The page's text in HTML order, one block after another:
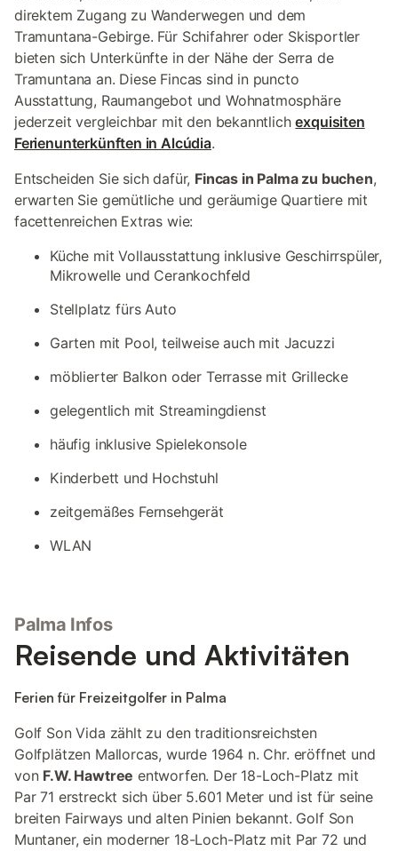
direktem Zugang zu Wanderwegen und dem
Tramuntana-Gebirge. Für Schifahrer oder Skisportler
bieten sich Unterkünfte in der Nähe der Serra de
Tramuntana an. Diese Fincas sind in puncto
Ausstattung, Raumangebot und Wohnatmosphäre
jederzeit vergleichbar mit den bekanntlichexquisiten
Ferienunterkünften in Alcúdia.
Entscheiden Sie sich dafür, Fincas in Palma zu buchen,
erwarten Sie gemütliche und geräumige Quartiere mit
facettenreichen Extras wie:
Küche mit Vollausstattung inklusive Geschirrspüler,
Mikrowelle und Cerankochfeld
Stellplatz fürs Auto
Garten mit Pool, teilweise auch mit Jacuzzi
möblierter Balkon oder Terrasse mit Grillecke
gelegentlich mit Streamingdienst
häufig inklusive Spielekonsole
Kinderbett und Hochstuhl
zeitgemäßes Fernsehgerät
WLAN
Palma Infos
Reisende und Aktivitäten
Ferien für Freizeitgolfer in Palma
Golf Son Vida zählt zu den traditionsreichsten
Golfplätzen Mallorcas, wurde 1964 n. Chr. eröffnet und
von F.W. Hawtree entworfen. Der 18-Loch-Platz mit
Par 71 erstreckt sich über 5.601 Meter und ist für seine
breiten Fairways und alten Pinien bekannt. Golf Son
Muntaner, ein moderner 18-Loch-Platz mit Par 72 und